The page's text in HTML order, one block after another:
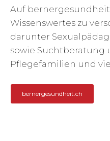
Auf
Wissenswertes zu
darunter
sowie Suchtberatung
Pflegefamilien und
bernergesundheit.ch